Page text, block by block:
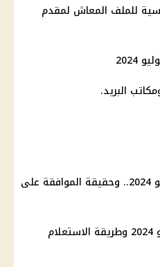
للملف المعاش لمقدم
البريد.
موعد صرف معاشات شهر يوليو 2024.. وحقيقة الموافقة على